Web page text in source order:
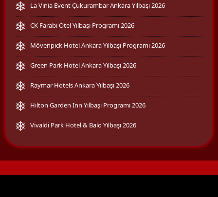
La Vinia Event Çukurambar Ankara Yılbaşı 2026
CK Farabi Otel Yılbaşı Programı 2026
Mövenpick Hotel Ankara Yılbaşı Programı 2026
Green Park Hotel Ankara Yılbaşı 2026
Raymar Hotels Ankara Yılbaşı 2026
Hilton Garden Inn Yılbaşı Programı 2026
Vivaldi Park Hotel & Balo Yılbaşı 2026